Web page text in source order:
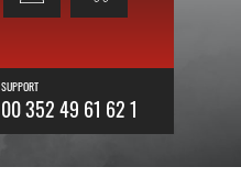
SUPPORT
00 352 49 61 62 1